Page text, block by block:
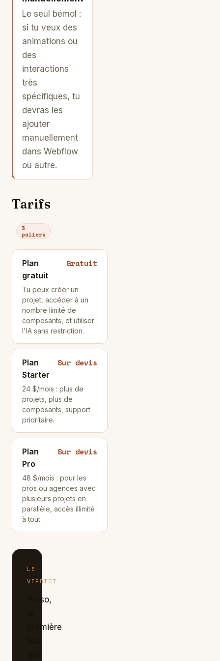
Le seul bémol :
si tu veux des
animations ou
des
interactions
très
spécifiques, tu
devras les
ajouter
manuellement
dans Webflow
ou autre.
Tarifs
3
paliers
Plan
gratuit
Gratuit
Tu peux créer un
projet, accéder à un
nombre limité de
composants, et utiliser
l'IA sans restriction.
Plan
Starter
Sur devis
24 $/mois : plus de
projets, plus de
composants, support
prioritaire.
Plan
Pro
Sur devis
48 $/mois : pour les
pros ou agences avec
plusieurs projets en
parallèle, accès illimité
à tout.
LE
VERDICT
Perso,
première